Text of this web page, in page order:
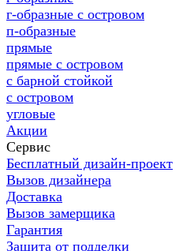
г-образные с островом
п-образные
прямые
прямые с островом
с барной стойкой
с островом
угловые
Акции
Сервис
Бесплатный дизайн-проект
Вызов дизайнера
Доставка
Вызов замерщика
Гарантия
Защита от подделки